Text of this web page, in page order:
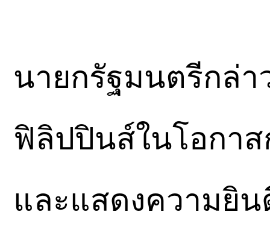
นายกรัฐมนตรีกล่
ฟิลิปปินส์ในโอกาส
และแสดงความยิ